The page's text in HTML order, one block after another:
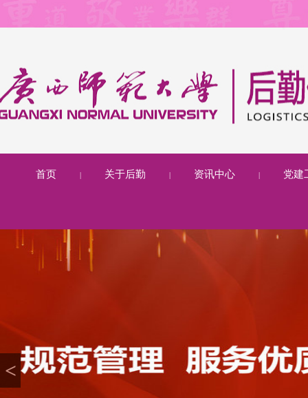
首页 | 关于后勤 | 资讯中心 | 党建
<